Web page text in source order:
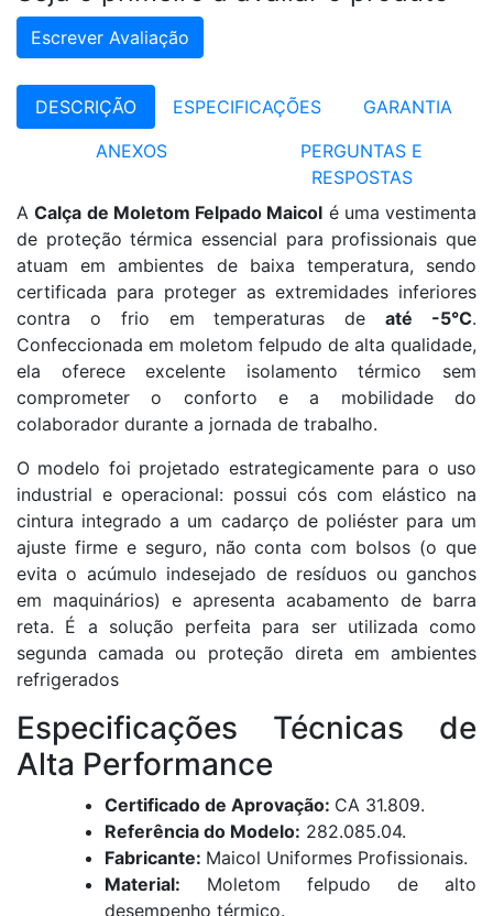
Escrever Avaliação
DESCRIÇÃO ESPECIFICAÇÕES
GARANTIA
ANEXOS
PERGUNTAS E
RESPOSTAS
ACalça de Moletom Felpado Maicol é uma vestimenta
de proteção térmica essencial para profissionais que
atuam em ambientes de baixa temperatura, sendo
certificada para proteger as extremidades inferiores
contra o frio em temperaturas deaté -5°C.
Confeccionada em moletom felpudo de alta qualidade,
ela oferece excelente isolamento térmico sem
comprometer o conforto e a mobilidade do
colaborador durante a jornada de trabalho.
O modelo foi projetado estrategicamente para o uso
industrial e operacional: possui cós com elástico na
cintura integrado a um cadarço de poliéster para um
ajuste firme e seguro, não conta com bolsos (o que
evita o acúmulo indesejado de resíduos ou ganchos
em maquinários) e apresenta acabamento de barra
reta. É a solução perfeita para ser utilizada como
segunda camada ou proteção direta em ambientes
refrigerados
Especificações Técnicas de
Alta Performance
Certificado de Aprovação: CA 31.809.
Referência do Modelo: 282.085.04.
Fabricante: Maicol Uniformes Profissionais.
Material: Moletom felpudo de alto
desempenho térmico.